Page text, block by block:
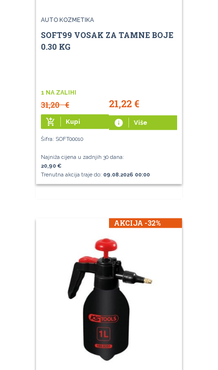
AUTO KOZMETIKA
SOFT99 VOSAK ZA TAMNE BOJE
0.30 KG
1 NA ZALIHI
31,20€ 21,22€
add_shopping_cart Kupi info Više
Šifra: SOFT00010
Najniža cijena u zadnjih 30 dana:
20,90 €
Trenutna akcija traje do: 09.08.2026 00:00
AKCIJA -32%